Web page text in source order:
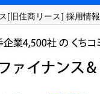
[旧住商リース] 採用情